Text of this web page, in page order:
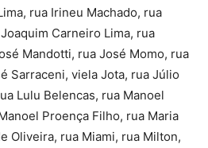
rua Irineu Machado, rua
Carneiro Lima, rua
Mandotti, rua José Momo, rua
Sarraceni, viela Jota, rua Júlio
Lulu Belencas, rua Manoel
Proença Filho, rua Maria
Oliveira, rua Miami, rua Milton,